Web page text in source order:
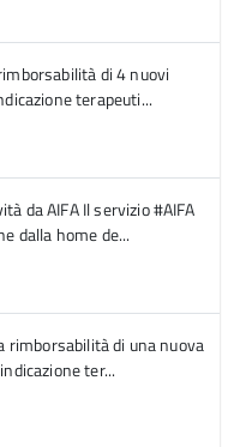
di 4 nuovi
terapeuti...
da AIFA Il servizio #AIFA
dalla home de...
rimborsabilità di una nuova
ter...